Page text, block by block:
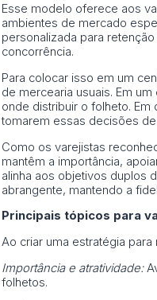
Esse modelo oferece aos
ambientes de mercado
personalizada para
concorrência.
Para colocar isso em um
de mercearia usuais. Em
onde distribuir o folheto.
tomarem essas decisões
Como os varejistas
mantêm a importância,
alinha aos objetivos duplos
abrangente, mantendo a
Principais tópicos para
Ao criar uma estratégia
Importância e atratividade:
folhetos.